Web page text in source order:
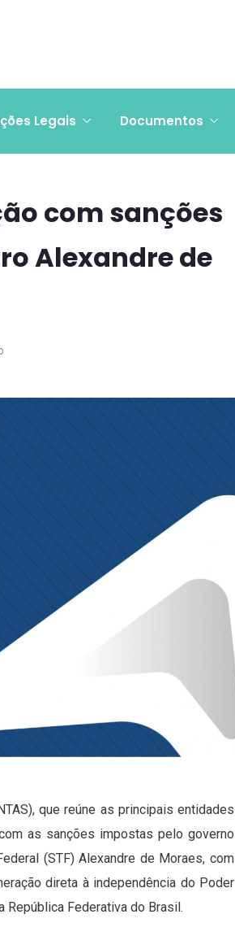
Legais Documentos
com sanções
Alexandre de
que reúne as principais entidades
as sanções impostas pelo governo
(STF) Alexandre de Moraes, com
direta à independência do Poder
Federativa do Brasil.